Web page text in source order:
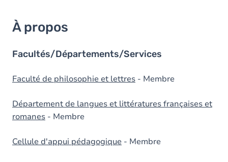
À propos
Facultés/Départements/Services
Faculté de philosophie et lettres - Membre
Département de langues et littératures françaises et
romanes - Membre
Cellule d'appui pédagogique - Membre